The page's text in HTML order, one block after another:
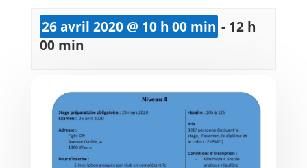
26 avril 2020 @ 10 h 00 min - 12 h
00 min